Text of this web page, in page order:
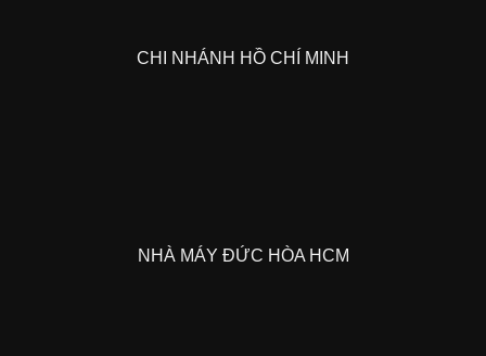
CHI NHÁNH HỒ CHÍ MINH
NHÀ MÁY ĐỨC HÒA HCM